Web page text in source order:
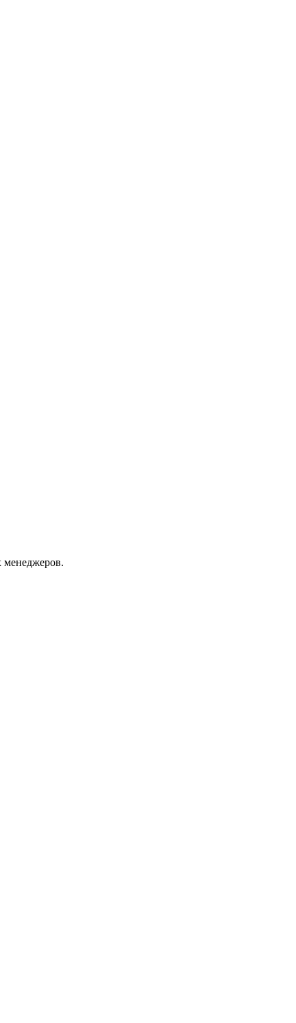
менеджеров.